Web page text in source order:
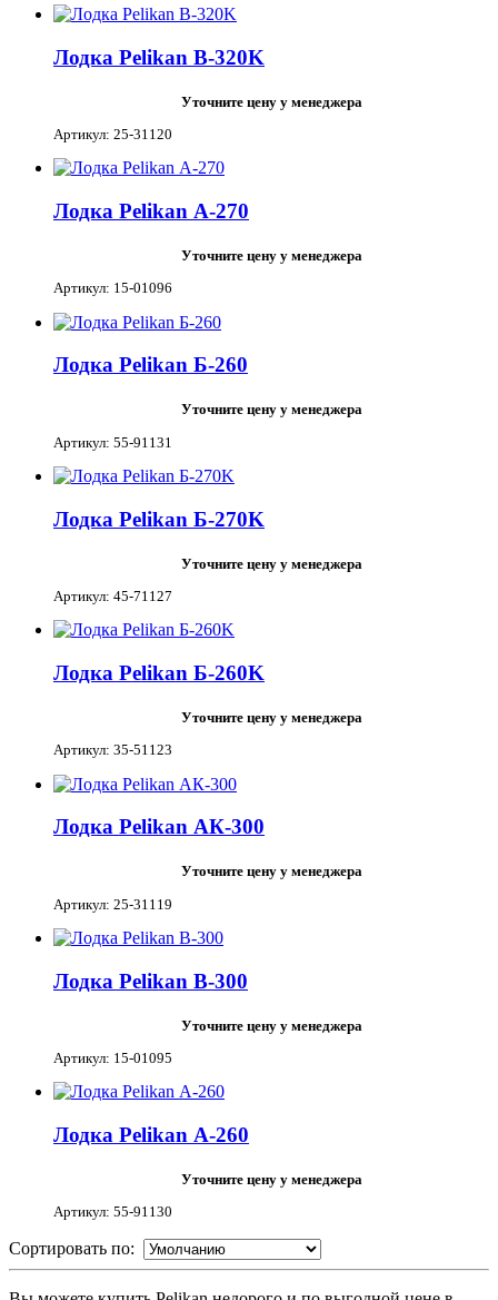
Лодка Pelikan В-320K
Уточните цену у менеджера
Артикул: 25-31120
Лодка Pelikan А-270
Уточните цену у менеджера
Артикул: 15-01096
Лодка Pelikan Б-260
Уточните цену у менеджера
Артикул: 55-91131
Лодка Pelikan Б-270K
Уточните цену у менеджера
Артикул: 45-71127
Лодка Pelikan Б-260K
Уточните цену у менеджера
Артикул: 35-51123
Лодка Pelikan АК-300
Уточните цену у менеджера
Артикул: 25-31119
Лодка Pelikan В-300
Уточните цену у менеджера
Артикул: 15-01095
Лодка Pelikan А-260
Уточните цену у менеджера
Артикул: 55-91130
Сортировать по: